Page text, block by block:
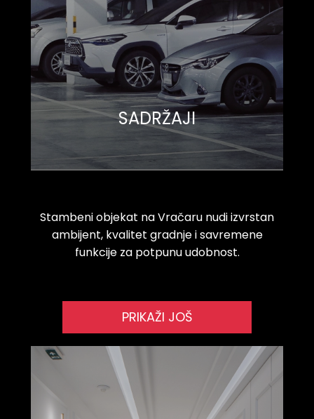
SADRŽAJI
Stambeni objekat na Vračaru nudi izvrstan
ambijent, kvalitet gradnje i savremene
funkcije za potpunu udobnost.
PRIKAŽI JOŠ